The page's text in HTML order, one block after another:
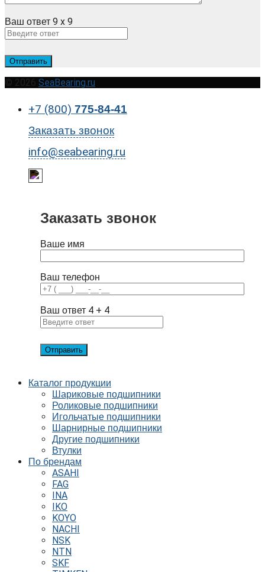
Ваш ответ 9 x 9
© 2026 SeaBearing.ru
+7 (800) 775-84-41
Заказать звонок
info@seabearing.ru
Заказать звонок
Ваше имя
Ваш телефон
Ваш ответ 4 + 4
Каталог продукции
Шариковые подшипники
Роликовые подшипники
Игольчатые подшипники
Шарнирные подшипники
Другие подшипники
Втулки
По брендам
ASAHI
FAG
INA
IKO
KOYO
NACHI
NSK
NTN
SKF